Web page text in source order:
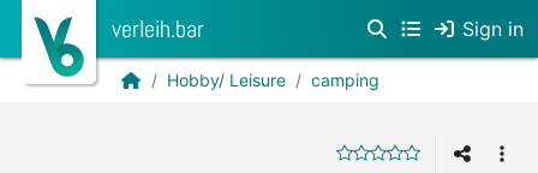
verleih.bar Sign in
Hobby/ Leisure camping